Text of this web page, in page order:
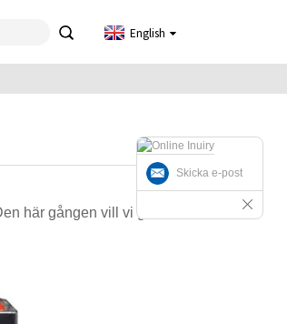
English
här gången vill vi ge
Skicka e-post